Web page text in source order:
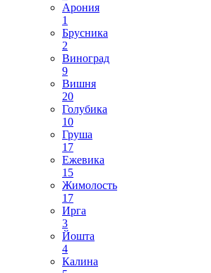
Арония
1
Брусника
2
Виноград
9
Вишня
20
Голубика
10
Груша
17
Ежевика
15
Жимолость
17
Ирга
3
Йошта
4
Калина